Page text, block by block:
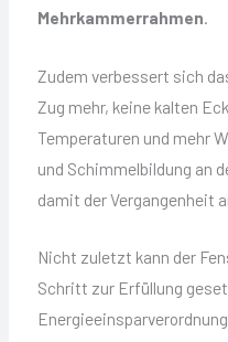
Mehrkammerrahmen
Zudem verbessert sich
Zug mehr, keine kalten
Temperaturen und mehr
und Schimmelbildung an
damit der Vergangenheit
Nicht zuletzt kann der
Schritt zur Erfüllung